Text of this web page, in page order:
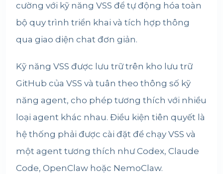
cường với kỹ năng VSS để tự động hóa toàn
bộ quy trình triển khai và tích hợp thông
qua giao diện chat đơn giản.
Kỹ năng VSS được lưu trữ trên kho lưu trữ
GitHub của VSS và tuân theo thông số kỹ
năng agent, cho phép tương thích với nhiều
loại agent khác nhau. Điều kiện tiên quyết là
hệ thống phải được cài đặt để chạy VSS và
một agent tương thích như Codex, Claude
Code, OpenClaw hoặc NemoClaw.